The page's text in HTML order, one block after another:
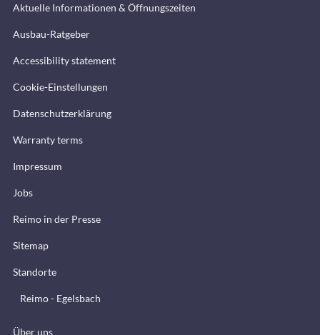
Aktuelle Informationen & Öffnungszeiten
Ausbau-Ratgeber
Accessibility statement
Cookie-Einstellungen
Datenschutzerklärung
Warranty terms
Impressum
Jobs
Reimo in der Presse
Sitemap
Standorte
Reimo - Egelsbach
Über uns